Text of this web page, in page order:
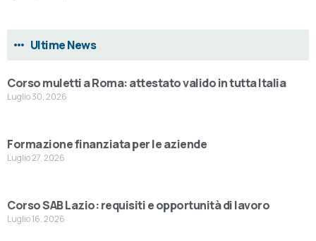
Ultime News
Corso muletti a Roma: attestato valido in tutta Italia
Luglio 30, 2026
Formazione finanziata per le aziende
Luglio 27, 2026
Corso SAB Lazio: requisiti e opportunità di lavoro
Luglio 16, 2026